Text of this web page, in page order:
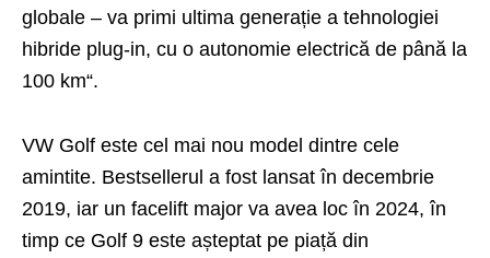
globale – va primi ultima generație a tehnologiei
hibride plug-in, cu o autonomie electrică de până la
100 km“.
VW Golf este cel mai nou model dintre cele
amintite. Bestsellerul a fost lansat în decembrie
2019, iar un facelift major va avea loc în 2024, în
timp ce Golf 9 este așteptat pe piață din